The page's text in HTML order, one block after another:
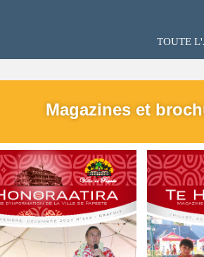
TOUTE
Magazines et